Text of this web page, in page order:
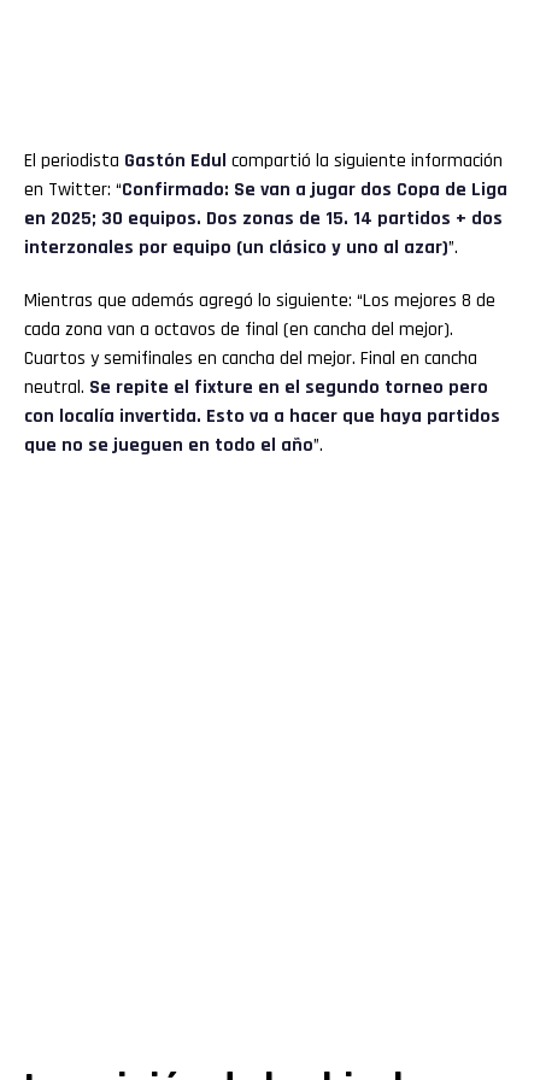
El periodista Gastón Edul compartió la siguiente información
en Twitter: “Confirmado: Se van a jugar dos Copa de Liga
en 2025; 30 equipos. Dos zonas de 15. 14 partidos + dos
interzonales por equipo (un clásico y uno al azar)”.
Mientras que además agregó lo siguiente: “Los mejores 8 de
cada zona van a octavos de final (en cancha del mejor).
Cuartos y semifinales en cancha del mejor. Final en cancha
neutral. Se repite el fixture en el segundo torneo pero
con localía invertida. Esto va a hacer que haya partidos
que no se jueguen en todo el año”.